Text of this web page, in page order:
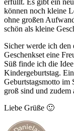
können noch kleine
ohne großen
schön als kleine
Sicher werde ich den
Geschenkset eine
Süß finde ich die
Kindergeburtstag.
Geburtstagsmotto im
groß sind und
Liebe Grüße 🙂